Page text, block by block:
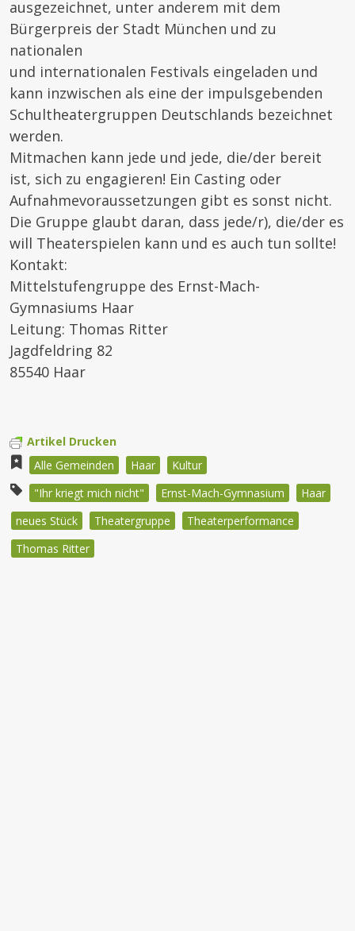
ausgezeichnet, unter anderem mit dem
Bürgerpreis der Stadt München und zu
nationalen
und internationalen Festivals eingeladen und
kann inzwischen als eine der impulsgebenden
Schultheatergruppen Deutschlands bezeichnet
werden.
Mitmachen kann jede und jede, die/der bereit
ist, sich zu engagieren! Ein Casting oder
Aufnahmevoraussetzungen gibt es sonst nicht.
Die Gruppe glaubt daran, dass jede/r), die/der es
will Theaterspielen kann und es auch tun sollte!
Kontakt:
Mittelstufengruppe des Ernst-Mach-
Gymnasiums Haar
Leitung: Thomas Ritter
Jagdfeldring 82
85540 Haar
Artikel Drucken
Alle Gemeinden
Haar
Kultur
"Ihr kriegt mich nicht"
Ernst-Mach-Gymnasium
Haar
neues Stück
Theatergruppe
Theaterperformance
Thomas Ritter